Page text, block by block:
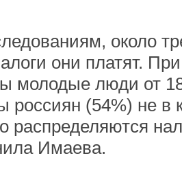
около
они платят.
молодые люди от
россиян (54%) не в
распределяются
Имаева.